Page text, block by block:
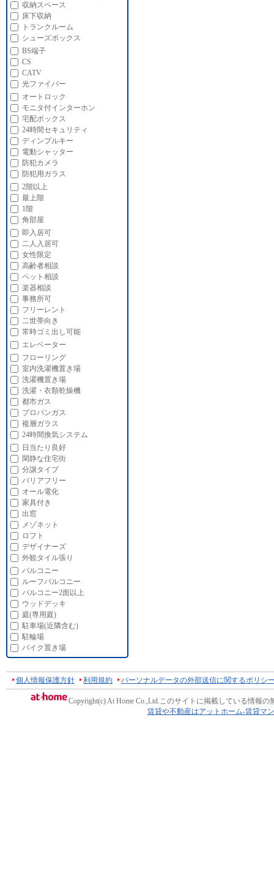
収納スペース
床下収納
トランクルーム
シューズボックス
BS端子
CS
CATV
光ファイバー
オートロック
モニタ付インターホン
宅配ボックス
24時間セキュリティ
ディンプルキー
電動シャッター
防犯カメラ
防犯用ガラス
2階以上
最上階
1階
角部屋
即入居可
二人入居可
女性限定
高齢者相談
ペット相談
楽器相談
事務所可
フリーレント
二世帯向き
常時ゴミ出し可能
エレベーター
フローリング
室内洗濯機置き場
洗濯機置き場
洗濯・衣類乾燥機
都市ガス
プロパンガス
複層ガラス
24時間換気システム
日当たり良好
閑静な住宅街
分譲タイプ
バリアフリー
オール電化
家具付き
出窓
メゾネット
ロフト
デザイナーズ
外観タイル張り
バルコニー
ルーフバルコニー
バルコニー2面以上
ウッドデッキ
庭(専用庭)
駐車場(近隣含む)
駐輪場
バイク置き場
個人情報保護方針 利用規約 パーソナルデータの外部送信に関するポリシ
Copyright(c) At Home Co.,Ltd.このサイトに掲載している情報の
賃貸や不動産はアットホーム-賃貸マ